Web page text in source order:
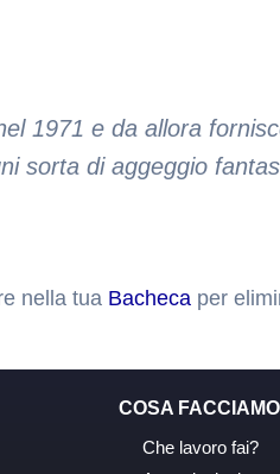
1971 e da allora
sorta di aggeggio
nella tua Bacheca per
COSA FACCIAMO
Che lavoro fai?